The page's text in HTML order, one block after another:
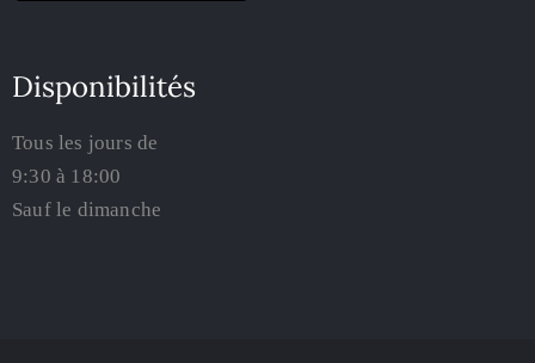
Disponibilités
Tous les jours de
9:30 à 18:00
Sauf le dimanche